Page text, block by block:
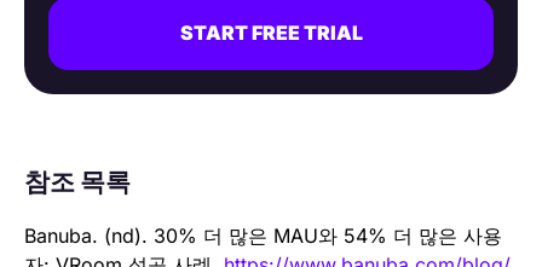
START FREE TRIAL
참조 목록
Banuba. (nd). 30% 더 많은 MAU와 54% 더 많은 사용